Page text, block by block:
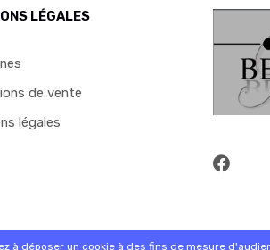
LÉGALES
de vente
légales
et en magasin
à déposer un cookie à des fins de mesure